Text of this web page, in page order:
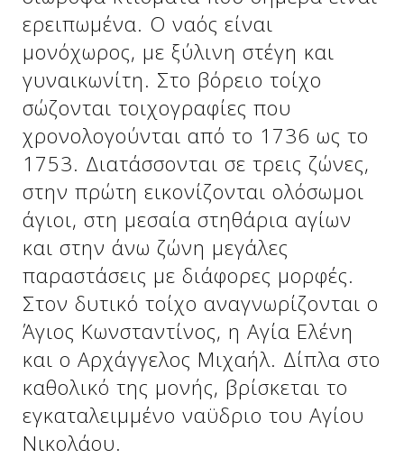
Δείτε μας:
Δείτε μας:
ερειπωμένα. Ο ναός είναι
μονόχωρος, με ξύλινη στέγη και
γυναικωνίτη. Στο βόρειο τοίχο
σώζονται τοιχογραφίες που
χρονολογούνται από το 1736 ως το
1753. Διατάσσονται σε τρεις ζώνες,
στην πρώτη εικονίζονται ολόσωμοι
άγιοι, στη μεσαία στηθάρια αγίων
και στην άνω ζώνη μεγάλες
παραστάσεις με διάφορες μορφές.
Στον δυτικό τοίχο αναγνωρίζονται ο
Άγιος Κωνσταντίνος, η Αγία Ελένη
και ο Αρχάγγελος Μιχαήλ. Δίπλα στο
καθολικό της μονής, βρίσκεται το
εγκαταλειμμένο ναϋδριο του Αγίου
Νικολάου.